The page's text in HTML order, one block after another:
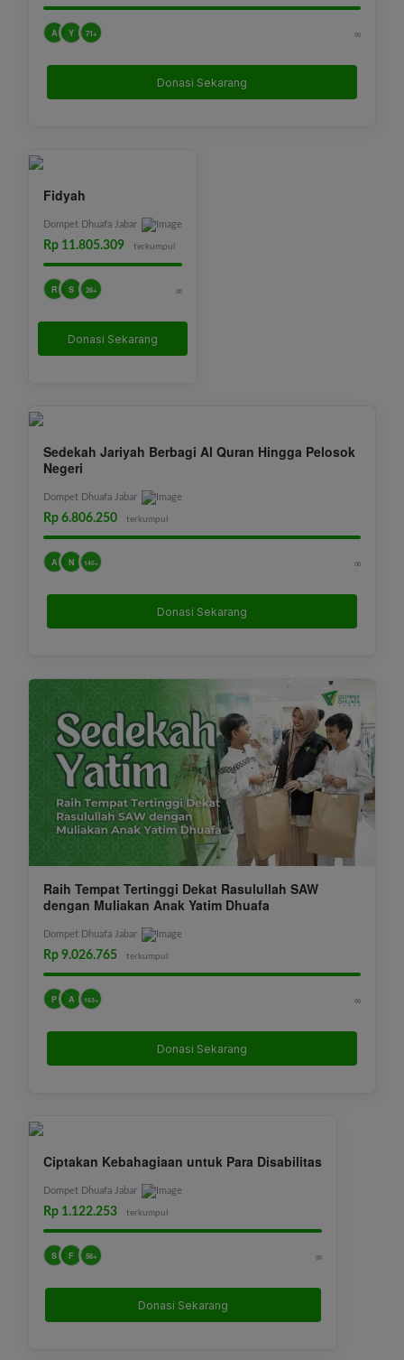
A Y 71+ ∞
Donasi Sekarang
Fidyah
Dompet Dhuafa Jabar
Rp 11.805.309 terkumpul
R S 26+ ∞
Donasi Sekarang
Sedekah Jariyah Berbagi Al Quran Hingga Pelosok
Negeri
Dompet Dhuafa Jabar
Rp 6.806.250 terkumpul
A N 145+ ∞
Donasi Sekarang
Raih Tempat Tertinggi Dekat Rasulullah SAW
dengan Muliakan Anak Yatim Dhuafa
Dompet Dhuafa Jabar
Rp 9.026.765 terkumpul
P A 163+ ∞
Donasi Sekarang
Ciptakan Kebahagiaan untuk Para Disabilitas
Dompet Dhuafa Jabar
Rp 1.122.253 terkumpul
S F 56+ ∞
Donasi Sekarang